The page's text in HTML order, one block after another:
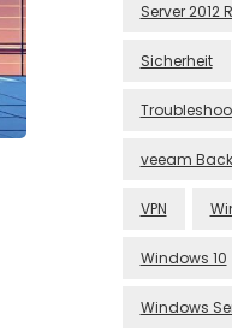
Server 2012
Sicherheit
veeam
VPN
Windows 10
Windows